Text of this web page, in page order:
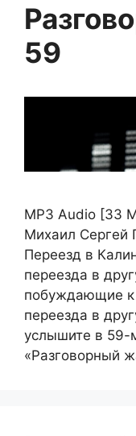
59
MP3 Audio [33
Михаил Сергей
Переезд в
переезда в
побуждающие
переезда в
услышите в 59-
«Разговорный